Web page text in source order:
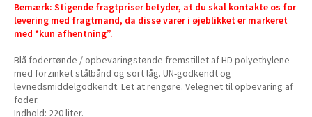
Bemærk: Stigende fragtpriser betyder, at du skal kontakte os for
levering med fragtmand, da disse varer i øjeblikket er markeret
med *kun afhentning”.
Blå fodertønde / opbevaringstønde fremstillet af HD polyethylene
med forzinket stålbånd og sort låg. UN-godkendt og
levnedsmiddelgodkendt. Let at rengøre. Velegnet til opbevaring af
foder.
Indhold: 220 liter.